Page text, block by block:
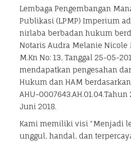
Lembaga Pengembangan
Publikasi (LPMP) Imperium
nirlaba berbadan hukum
Notaris Audra Melanie Nicole
M.Kn No: 13, Tanggal 25-05-
mendapatkan pengesahan
Hukum dan HAM berdasarkan
AHU-0007643.AH.01.04.Tahun
Juni 2018.
Kami memiliki visi “Menjadi
unggul, handal, dan